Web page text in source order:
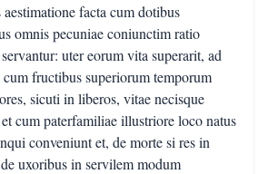
aestimatione facta cum dotibus
omnis pecuniae coniunctim ratio
uter eorum vita superarit, ad
fructibus superiorum temporum
sicuti in liberos, vitae necisque
cum paterfamiliae illustriore loco natus
conveniunt et, de morte si res in
uxoribus in servilem modum